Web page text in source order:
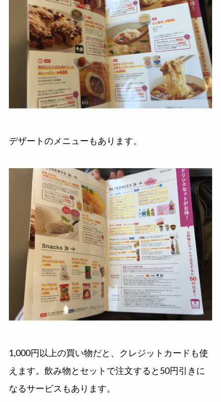
デザートのメニューもあります。
1,000円以上の買い物だと、クレジットカードも使
えます。飲み物とセットで注文すると50円引きに
なるサービスもあります。